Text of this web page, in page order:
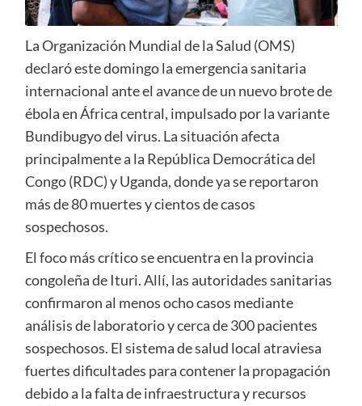
La Organización Mundial de la Salud (OMS)
declaró este domingo la emergencia sanitaria
internacional ante el avance de un nuevo brote de
ébola en África central, impulsado por la variante
Bundibugyo del virus. La situación afecta
principalmente a la República Democrática del
Congo (RDC) y Uganda, donde ya se reportaron
más de 80 muertes y cientos de casos
sospechosos.
El foco más crítico se encuentra en la provincia
congoleña de Ituri. Allí, las autoridades sanitarias
confirmaron al menos ocho casos mediante
análisis de laboratorio y cerca de 300 pacientes
sospechosos. El sistema de salud local atraviesa
fuertes dificultades para contener la propagación
debido a la falta de infraestructura y recursos